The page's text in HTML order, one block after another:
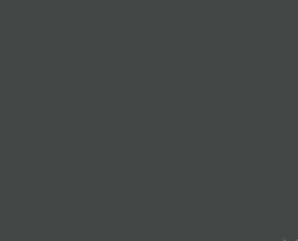
Abschläge
Guthaben